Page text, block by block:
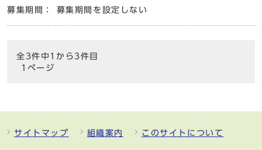
募集期間： 募集期間を設定しない
全3件中1から3件目
1ページ
サイトマップ 組織案内 このサイトについて